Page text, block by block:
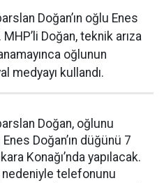
Doğan’ın oğlu Enes
Doğan, teknik arıza
oğlunun
medyayı kullandı.
Doğan, oğlunu
Doğan’ın düğünü 7
Konağı’nda yapılacak.
nedeniyle telefonunu